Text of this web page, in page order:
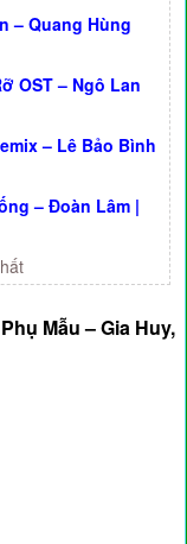
– Quang Hùng
OST – Ngô Lan
– Lê Bảo Bình
– Đoàn Lâm |
Mẫu – Gia Huy,